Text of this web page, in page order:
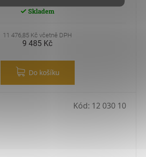
Skladem
11 476,85 Kč včetně DPH
9 485 Kč
Do košíku
Kód: 12 030 10